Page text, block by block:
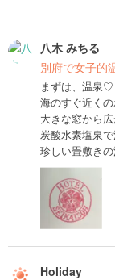
八木 みちる
別府で女子的
まずは、温泉♡
海のすぐ近くの
大きな窓から
炭酸水素塩泉
珍しい畳敷きの
Holiday